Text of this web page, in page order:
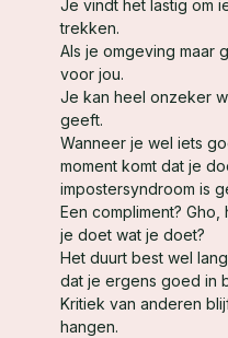
Je vindt het lastig om
trekken.
Als je omgeving maar
voor jou.
Je kan heel onzeker
geeft.
Wanneer je wel iets
moment komt dat je
impostersyndroom is
Een compliment?
je doet wat je doet?
Het duurt best wel
dat je ergens goed in
Kritiek van anderen
hangen.